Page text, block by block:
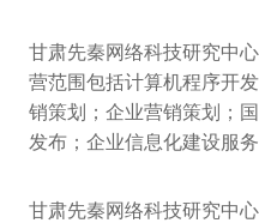
甘肃先秦网络科技研究中
营范围包括计算机程序开
销策划；企业营销策划；
发布；企业信息化建设服务
甘肃先秦网络科技研究中